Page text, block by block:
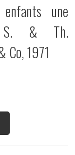
une
S. & Th.
Co, 1971